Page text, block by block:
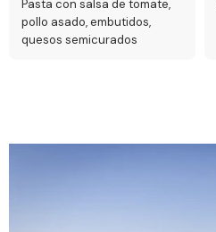
Pasta con salsa de tomate,
pollo asado, embutidos,
quesos semicurados